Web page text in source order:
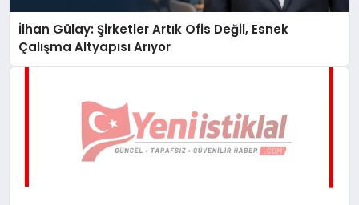
İlhan Gülay: Şirketler Artık Ofis Değil, Esnek
Çalışma Altyapısı Arıyor